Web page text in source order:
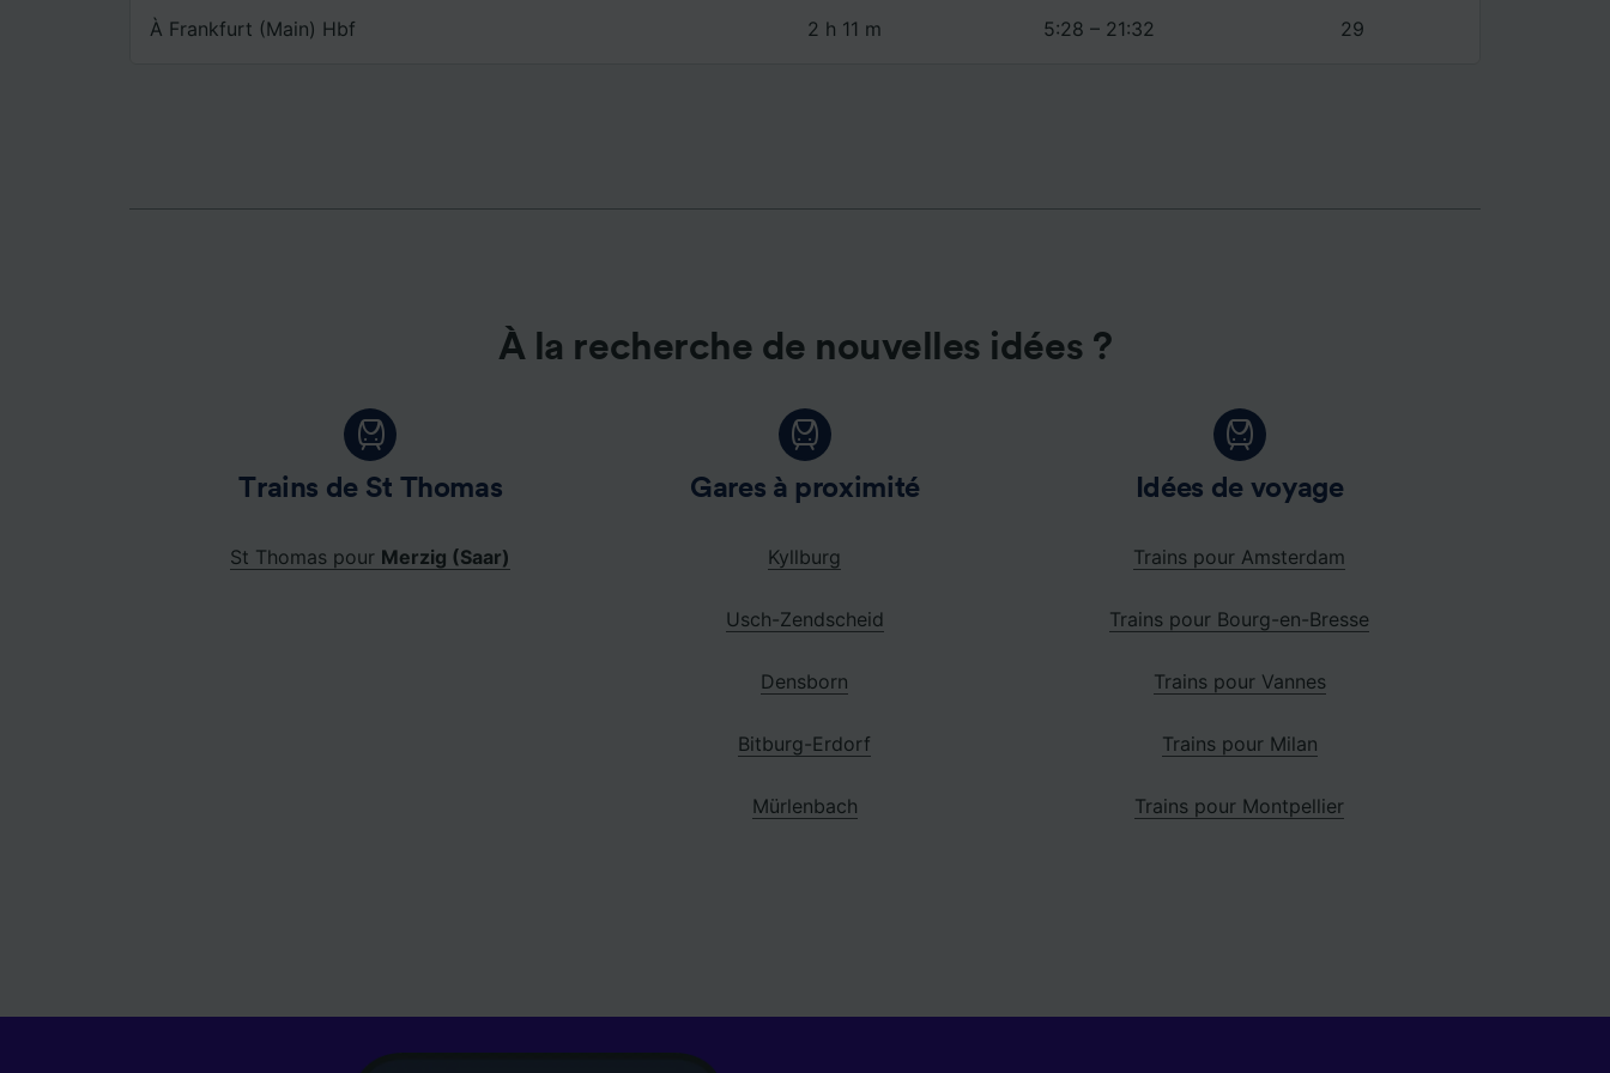
À Frankfurt (Main) Hbf 2 h 11 m 5:28 – 21:32 29
À la recherche de nouvelles idées ?
Trains de St Thomas
St Thomas pour Merzig (Saar)
Gares à proximité
Kyllburg
Usch-Zendscheid
Densborn
Bitburg-Erdorf
Mürlenbach
Idées de voyage
Trains pour Amsterdam
Trains pour Bourg-en-Bresse
Trains pour Vannes
Trains pour Milan
Trains pour Montpellier